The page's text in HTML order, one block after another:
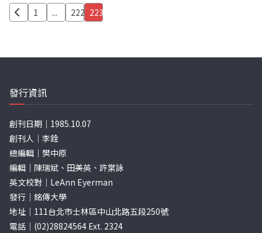
文
分
頁
1 ... 222 223
發行資訊
創刊日期｜1985.10.07
創刊人｜李銓
總編輯｜樊中原
編輯｜陳瑞斌、田美英、許棠詠
英文校對｜LeAnn Eyerman
發行｜銘傳大學
地址｜111台北市士林區中山北路五段250號
電話｜(02)28824564 Ext. 2324